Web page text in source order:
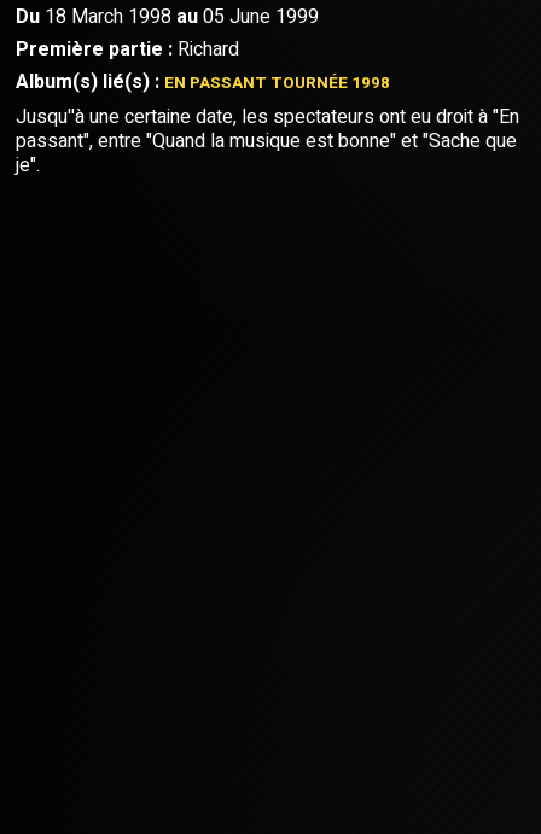
Du18 March 1998 au05 June 1999
Première partie :Richard
Album(s) lié(s) : EN PASSANT TOURNÉE 1998
Jusqu''à une certaine date, les spectateurs ont eu droit à "En
passant", entre "Quand la musique est bonne" et "Sache que
je".